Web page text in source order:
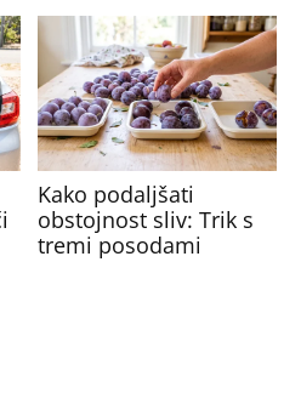
Kako podaljšati
obstojnost sliv: Trik s
tremi posodami